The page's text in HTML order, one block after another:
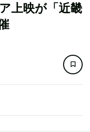
上映が「近畿